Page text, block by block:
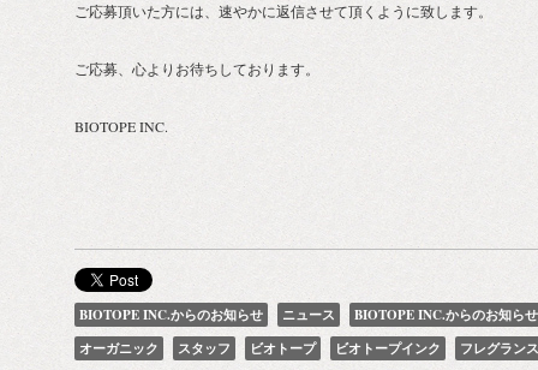
ご応募頂いた方には、速やかに返信させて頂くように致します。
ご応募、心よりお待ちしております。
BIOTOPE INC.
BIOTOPE INC.からのお知らせ ニュース
BIOTOPE INC.からのお知らせ
オーガニック
スタッフ ビオトープ ビオトープインク フレグランス